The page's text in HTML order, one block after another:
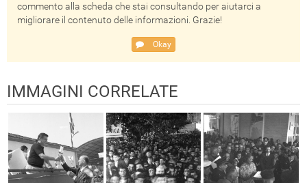
commento alla scheda che stai consultando per aiutarci a
migliorare il contenuto delle informazioni. Grazie!
Okay
IMMAGINI CORRELATE